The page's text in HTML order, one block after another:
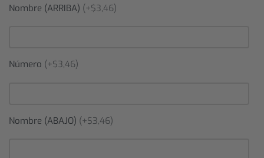
Nombre (ARRIBA) (+$3,46)
Número (+$3,46)
Nombre (ABAJO) (+$3,46)